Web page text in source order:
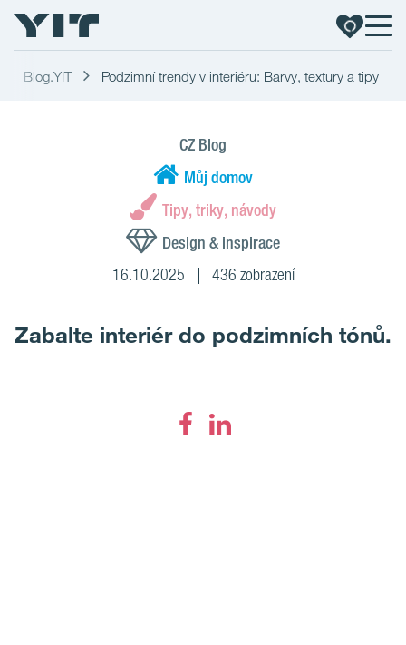
Blog.YIT Podzimní trendy v interiéru: Barvy, textury a tipy
CZ Blog
Můj domov
Tipy, triky, návody
Design & inspirace
16.10.2025 436 zobrazení
Zabalte interiér do podzimních tónů.